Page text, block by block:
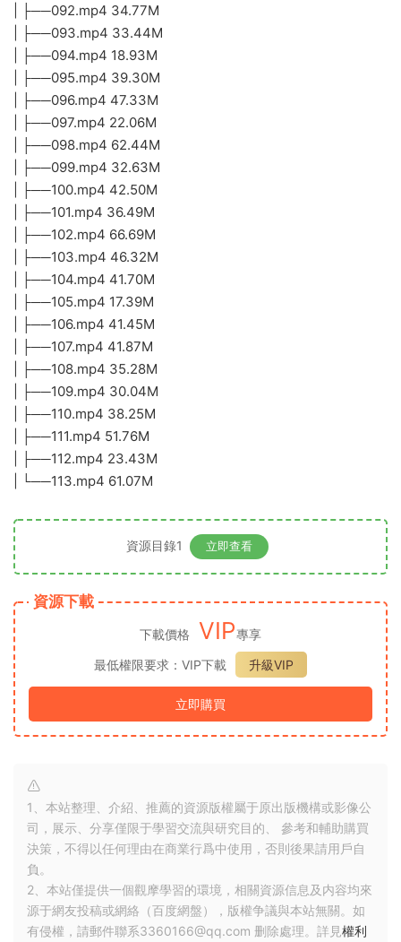
| ├──092.mp4 34.77M
| ├──093.mp4 33.44M
| ├──094.mp4 18.93M
| ├──095.mp4 39.30M
| ├──096.mp4 47.33M
| ├──097.mp4 22.06M
| ├──098.mp4 62.44M
| ├──099.mp4 32.63M
| ├──100.mp4 42.50M
| ├──101.mp4 36.49M
| ├──102.mp4 66.69M
| ├──103.mp4 46.32M
| ├──104.mp4 41.70M
| ├──105.mp4 17.39M
| ├──106.mp4 41.45M
| ├──107.mp4 41.87M
| ├──108.mp4 35.28M
| ├──109.mp4 30.04M
| ├──110.mp4 38.25M
| ├──111.mp4 51.76M
| ├──112.mp4 23.43M
| └──113.mp4 61.07M
資源目錄1 立即查看
資源下載
下載價格 VIP專享
最低權限要求：VIP下載
升級VIP
立即購買
1、本站整理、介紹、推薦的資源版權屬于原出版機構或影像公
司，展示、分享僅限于學習交流與研究目的、 參考和輔助購買
決策，不得以任何理由在商業行爲中使用，否則後果請用戶自
負。
2、本站僅提供一個觀摩學習的環境，相關資源信息及内容均來
源于網友投稿或網絡（百度網盤），版權争議與本站無關。如
有侵權，請郵件聯系3360166@qq.com 删除處理。詳見權利